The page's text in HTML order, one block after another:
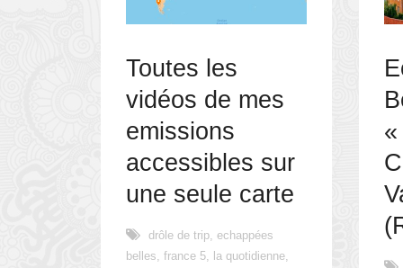
Toutes les
vidéos de mes
emissions
accessibles sur
une seule carte
drôle de trip echappées
belles france 5 la quotidienne